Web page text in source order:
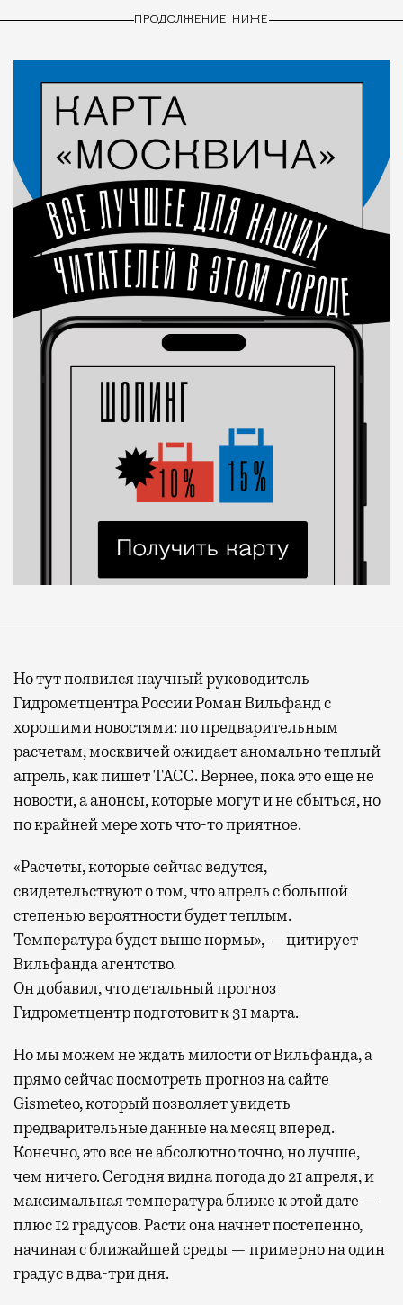
ПРОДОЛЖЕНИЕ НИЖЕ
Но тут появился научный руководитель
Гидрометцентра России Роман Вильфанд с
хорошими новостями: по предварительным
расчетам, москвичей ожидает аномально теплый
апрель, как пишет ТАСС. Вернее, пока это еще не
новости, а анонсы, которые могут и не сбыться, но
по крайней мере хоть что-то приятное.
«Расчеты, которые сейчас ведутся,
свидетельствуют о том, что апрель с большой
степенью вероятности будет теплым.
Температура будет выше нормы», — цитирует
Вильфанда агентство.
Он добавил, что детальный прогноз
Гидрометцентр подготовит к 31 марта.
Но мы можем не ждать милости от Вильфанда, а
прямо сейчас посмотреть прогноз на сайте
Gismeteo, который позволяет увидеть
предварительные данные на месяц вперед.
Конечно, это все не абсолютно точно, но лучше,
чем ничего. Сегодня видна погода до 21 апреля, и
максимальная температура ближе к этой дате —
плюс 12 градусов. Расти она начнет постепенно,
начиная с ближайшей среды — примерно на один
градус в два-три дня.